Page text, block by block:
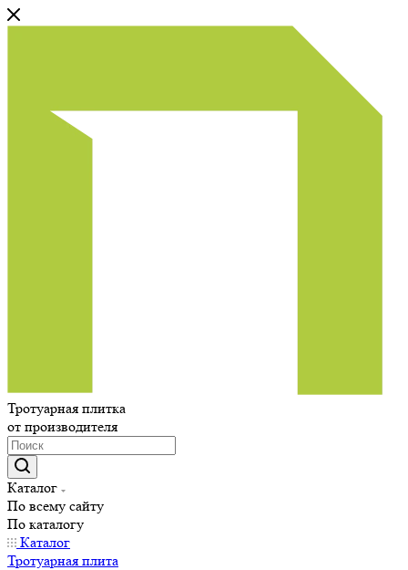
Тротуарная плитка
от производителя
Каталог
По всему сайту
По каталогу
Каталог
Тротуарная плита